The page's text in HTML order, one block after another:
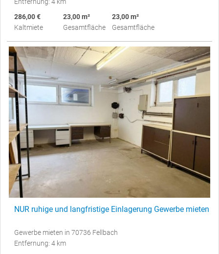
286,00 €
Kaltmiete
23,00 m²
Gesamtfläche
23,00 m²
Gesamtfläche
NUR ruhige und langfristige Einlagerung Gewerbe mieten
Gewerbe mieten in 70736 Fellbach
Entfernung: 4 km